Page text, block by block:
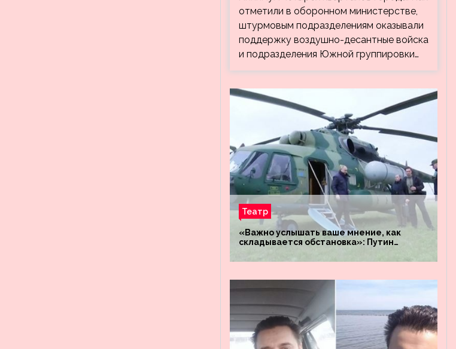
отметили в оборонном министерстве,
штурмовым подразделениям оказывали
поддержку воздушно-десантные войска
и подразделения Южной группировки…
Театр
«Важно услышать ваше мнение, как
складывается обстановка»: Путин
«Днепр» и «Восток»